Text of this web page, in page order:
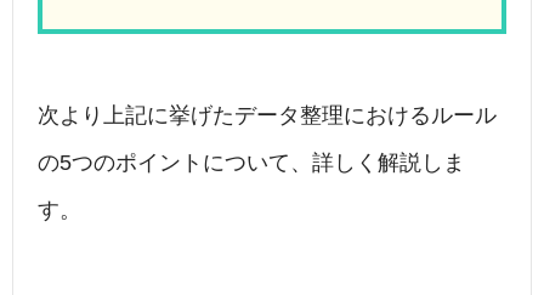
次より上記に挙げたデータ整理におけるルール
の5つのポイントについて、詳しく解説しま
す。